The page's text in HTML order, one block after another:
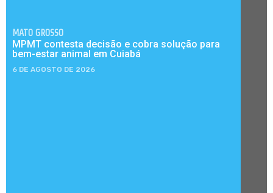
MATO GROSSO
MPMT contesta decisão e cobra solução para
bem-estar animal em Cuiabá
6 DE AGOSTO DE 2026